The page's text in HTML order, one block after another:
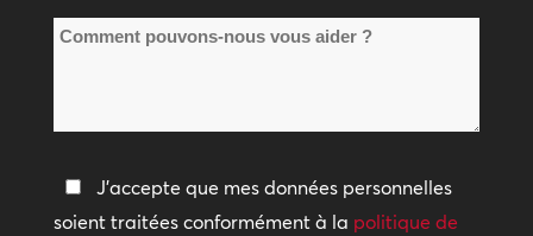
*
sites
Comment
vous
Politique
de
J'accepte que mes données personnelles
soient traitées conformément à la politique de